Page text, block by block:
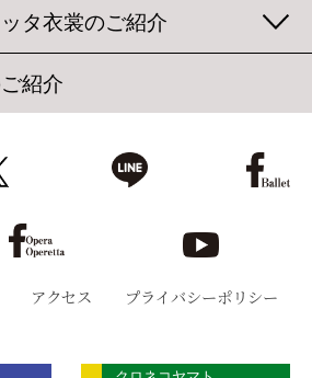
タ衣裳のご紹介
紹介
アクセス
プライバシーポリシー